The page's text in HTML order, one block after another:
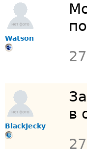
Watson
BlackJecky
в